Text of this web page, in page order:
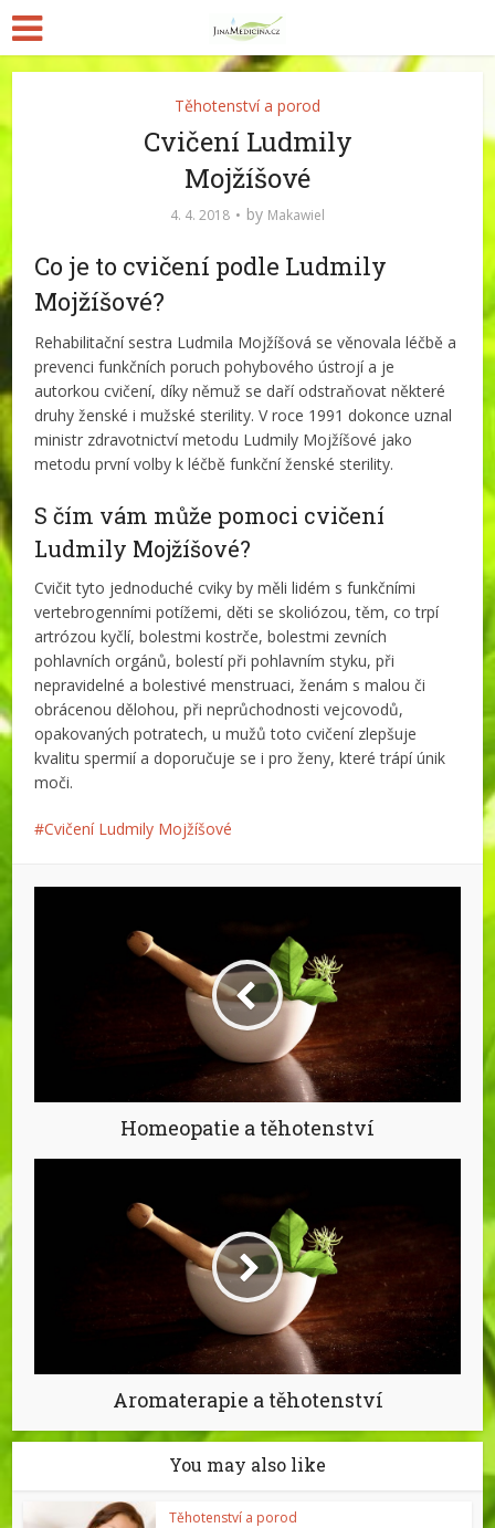
Těhotenství a porod
Cvičení Ludmily
Mojžíšové
4. 4. 2018 by Makawiel
Co je to cvičení podle Ludmily
Mojžíšové?
Rehabilitační sestra Ludmila Mojžíšová se věnovala léčbě a
prevenci funkčních poruch pohybového ústrojí a je
autorkou cvičení, díky němuž se daří odstraňovat některé
druhy ženské i mužské sterility. V roce 1991 dokonce uznal
ministr zdravotnictví metodu Ludmily Mojžíšové jako
metodu první volby k léčbě funkční ženské sterility.
S čím vám může pomoci cvičení
Ludmily Mojžíšové?
Cvičit tyto jednoduché cviky by měli lidém s funkčními
vertebrogenními potížemi, děti se skoliózou, těm, co trpí
artrózou kyčlí, bolestmi kostrče, bolestmi zevních
pohlavních orgánů, bolestí při pohlavním styku, při
nepravidelné a bolestivé menstruaci, ženám s malou či
obrácenou dělohou, při neprůchodnosti vejcovodů,
opakovaných potratech, u mužů toto cvičení zlepšuje
kvalitu spermií a doporučuje se i pro ženy, které trápí únik
moči.
Cvičení Ludmily Mojžíšové
Homeopatie a těhotenství
Aromaterapie a těhotenství
You may also like
Těhotenství a porod